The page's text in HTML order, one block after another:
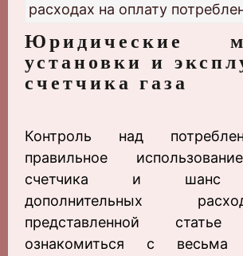
расходах на оплату
Юридические
установки и
счетчика газа
Контроль над
правильное
счетчика и шанс
дополнительных
представленной статье
ознакомиться с весьма